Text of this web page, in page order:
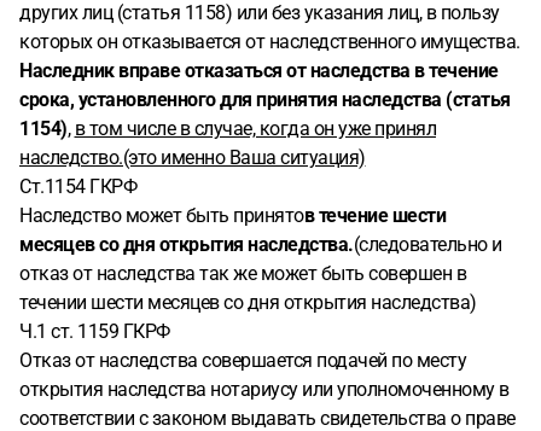
других лиц (статья 1158) или без указания лиц, в пользу
которых он отказывается от наследственного имущества.
Наследник вправе отказаться от наследства в течение
срока, установленного для принятия наследства (статья
1154), в том числе в случае, когда он уже принял
наследство.(это именно Ваша ситуация)
Ст.1154 ГКРФ
Наследство может быть принятов течение шести
месяцев со дня открытия наследства.(следовательно и
отказ от наследства так же может быть совершен в
течении шести месяцев со дня открытия наследства)
Ч.1 ст. 1159 ГКРФ
Отказ от наследства совершается подачей по месту
открытия наследства нотариусу или уполномоченному в
соответствии с законом выдавать свидетельства о праве